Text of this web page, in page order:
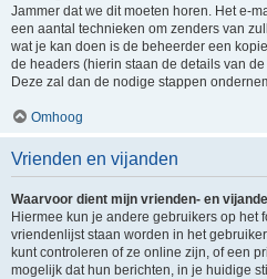
Jammer dat we dit moeten horen. Het e-
een aantal technieken om zenders van
wat je kan doen is de beheerder een
de headers (hierin staan de details van
Deze zal dan de nodige stappen
Omhoog
Vrienden en vijanden
Waarvoor dient mijn vrienden- en
Hiermee kun je andere gebruikers op het
vriendenlijst staan worden in het
kunt controleren of ze online zijn, of een
mogelijk dat hun berichten, in je huidige